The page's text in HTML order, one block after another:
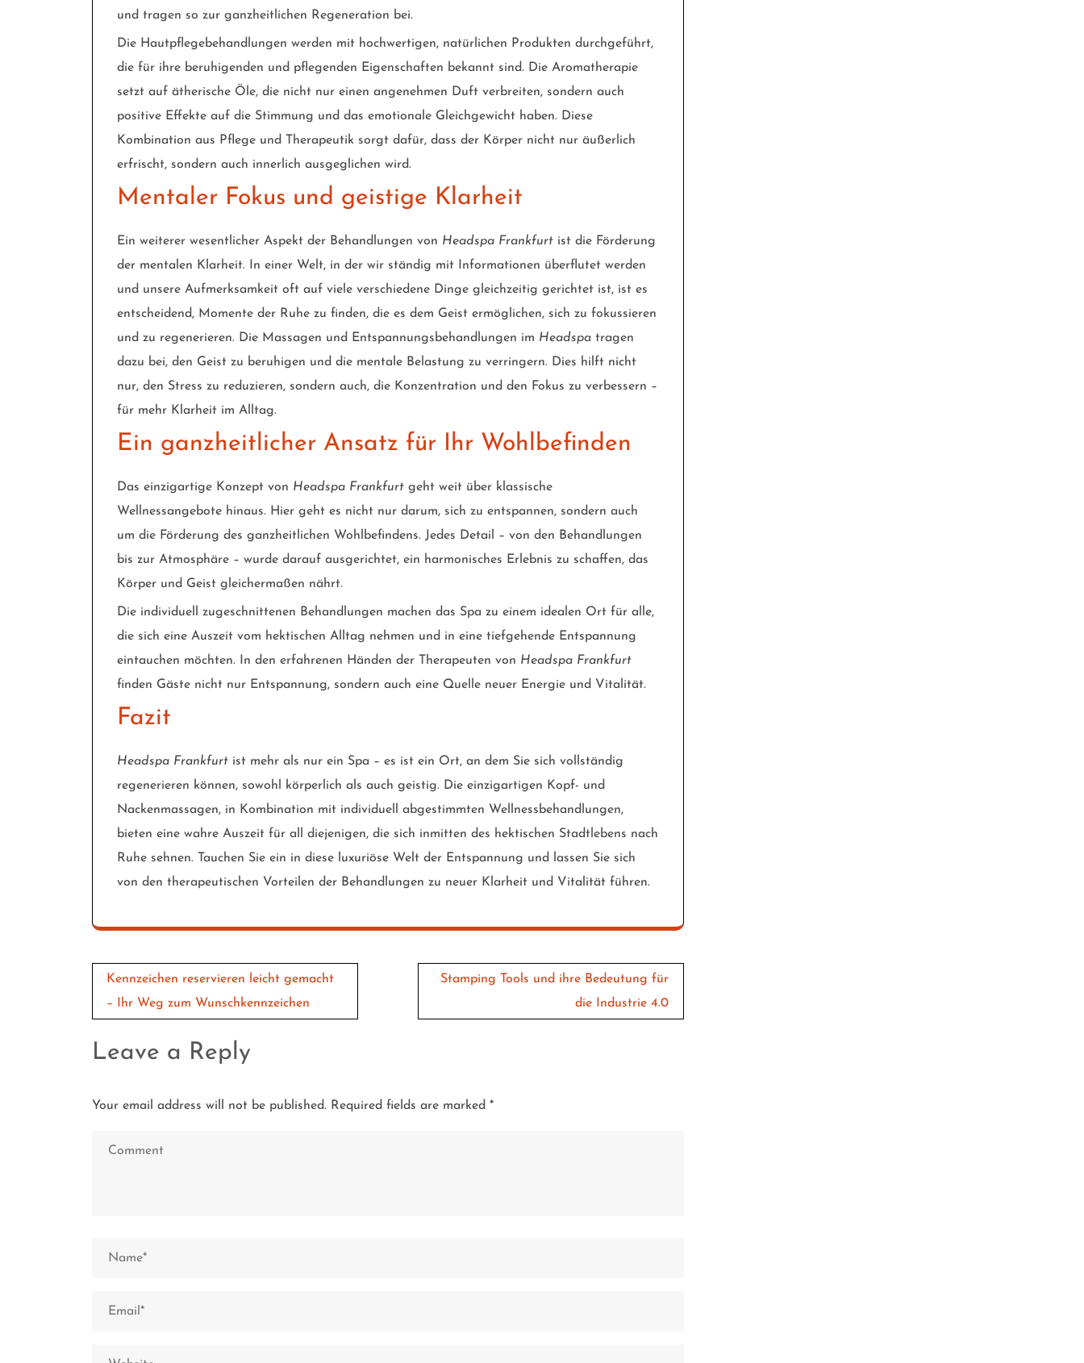
und tragen so zur ganzheitlichen Regeneration bei.
Die Hautpflegebehandlungen werden mit hochwertigen, natürlichen Produkten durchgeführt,
die für ihre beruhigenden und pflegenden Eigenschaften bekannt sind. Die Aromatherapie
setzt auf ätherische Öle, die nicht nur einen angenehmen Duft verbreiten, sondern auch
positive Effekte auf die Stimmung und das emotionale Gleichgewicht haben. Diese
Kombination aus Pflege und Therapeutik sorgt dafür, dass der Körper nicht nur äußerlich
erfrischt, sondern auch innerlich ausgeglichen wird.
Mentaler Fokus und geistige Klarheit
Ein weiterer wesentlicher Aspekt der Behandlungen von Headspa Frankfurt ist die Förderung
der mentalen Klarheit. In einer Welt, in der wir ständig mit Informationen überflutet werden
und unsere Aufmerksamkeit oft auf viele verschiedene Dinge gleichzeitig gerichtet ist, ist es
entscheidend, Momente der Ruhe zu finden, die es dem Geist ermöglichen, sich zu fokussieren
und zu regenerieren. Die Massagen und Entspannungsbehandlungen im Headspa tragen
dazu bei, den Geist zu beruhigen und die mentale Belastung zu verringern. Dies hilft nicht
nur, den Stress zu reduzieren, sondern auch, die Konzentration und den Fokus zu verbessern –
für mehr Klarheit im Alltag.
Ein ganzheitlicher Ansatz für Ihr Wohlbefinden
Das einzigartige Konzept von Headspa Frankfurt geht weit über klassische
Wellnessangebote hinaus. Hier geht es nicht nur darum, sich zu entspannen, sondern auch
um die Förderung des ganzheitlichen Wohlbefindens. Jedes Detail – von den Behandlungen
bis zur Atmosphäre – wurde darauf ausgerichtet, ein harmonisches Erlebnis zu schaffen, das
Körper und Geist gleichermaßen nährt.
Die individuell zugeschnittenen Behandlungen machen das Spa zu einem idealen Ort für alle,
die sich eine Auszeit vom hektischen Alltag nehmen und in eine tiefgehende Entspannung
eintauchen möchten. In den erfahrenen Händen der Therapeuten von Headspa Frankfurt
finden Gäste nicht nur Entspannung, sondern auch eine Quelle neuer Energie und Vitalität.
Fazit
Headspa Frankfurt ist mehr als nur ein Spa – es ist ein Ort, an dem Sie sich vollständig
regenerieren können, sowohl körperlich als auch geistig. Die einzigartigen Kopf- und
Nackenmassagen, in Kombination mit individuell abgestimmten Wellnessbehandlungen,
bieten eine wahre Auszeit für all diejenigen, die sich inmitten des hektischen Stadtlebens nach
Ruhe sehnen. Tauchen Sie ein in diese luxuriöse Welt der Entspannung und lassen Sie sich
von den therapeutischen Vorteilen der Behandlungen zu neuer Klarheit und Vitalität führen.
Post
navigation
Kennzeichen reservieren leicht gemacht
– Ihr Weg zum Wunschkennzeichen
Stamping Tools und ihre Bedeutung für
die Industrie 4.0
Leave a Reply
Your email address will not be published. Required fields are marked *